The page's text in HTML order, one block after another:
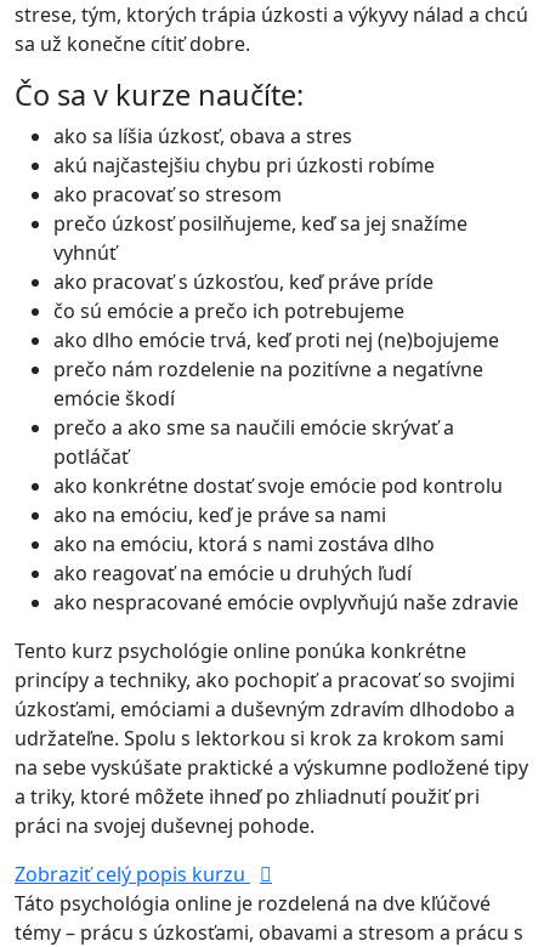
strese, tým, ktorých trápia úzkosti a výkyvy nálad a chcú
sa už konečne cítiť dobre.
Čo sa v kurze naučíte:
ako sa líšia úzkosť, obava a stres
akú najčastejšiu chybu pri úzkosti robíme
ako pracovať so stresom
prečo úzkosť posilňujeme, keď sa jej snažíme
vyhnúť
ako pracovať s úzkosťou, keď práve príde
čo sú emócie a prečo ich potrebujeme
ako dlho emócie trvá, keď proti nej (ne)bojujeme
prečo nám rozdelenie na pozitívne a negatívne
emócie škodí
prečo a ako sme sa naučili emócie skrývať a
potláčať
ako konkrétne dostať svoje emócie pod kontrolu
ako na emóciu, keď je práve sa nami
ako na emóciu, ktorá s nami zostáva dlho
ako reagovať na emócie u druhých ľudí
ako nespracované emócie ovplyvňujú naše zdravie
Tento kurz psychológie online ponúka konkrétne
princípy a techniky, ako pochopiť a pracovať so svojimi
úzkosťami, emóciami a duševným zdravím dlhodobo a
udržateľne. Spolu s lektorkou si krok za krokom sami
na sebe vyskúšate praktické a výskumne podložené tipy
a triky, ktoré môžete ihneď po zhliadnutí použiť pri
práci na svojej duševnej pohode.
Zobraziť celý popis kurzu
Táto psychológia online je rozdelená na dve kľúčové
témy – prácu s úzkosťami, obavami a stresom a prácu s